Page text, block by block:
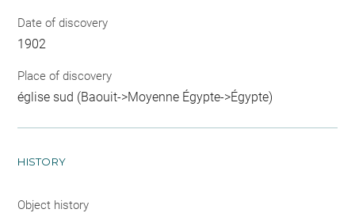
Date of discovery
1902
Place of discovery
église sud (Baouit->Moyenne Égypte->Égypte)
HISTORY
Object history